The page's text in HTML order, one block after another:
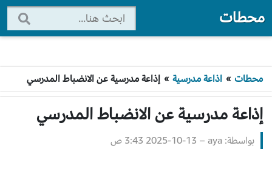
محطات
محطات » اذاعة مدرسية » إذاعة مدرسية عن الانضباط المدرسي
إذاعة مدرسية عن الانضباط المدرسي
بواسطة: aya – 2025-10-13 3:43 ص